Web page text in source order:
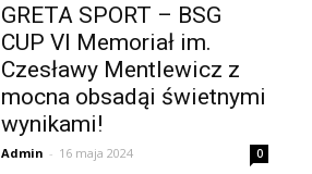
GRETA SPORT – BSG
CUP VI Memoriał im.
Czesławy Mentlewicz z
mocna obsadąi świetnymi
wynikami!
Admin - 16 maja 2024 0